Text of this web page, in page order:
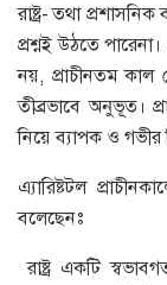
রাষ্ট্র- তথা
প্রশ্নই উঠতে
নয়, প্রাচীনতম কাল
তীব্রভাবে অনুভূত।
নিয়ে ব্যাপক ও গভীর
এ্যারিষ্টটল
বলেছেনঃ
রাষ্ট্র একটি